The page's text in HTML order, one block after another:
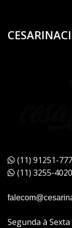
(11) 91251-
(11) 3255-4020
Segunda à Sexta